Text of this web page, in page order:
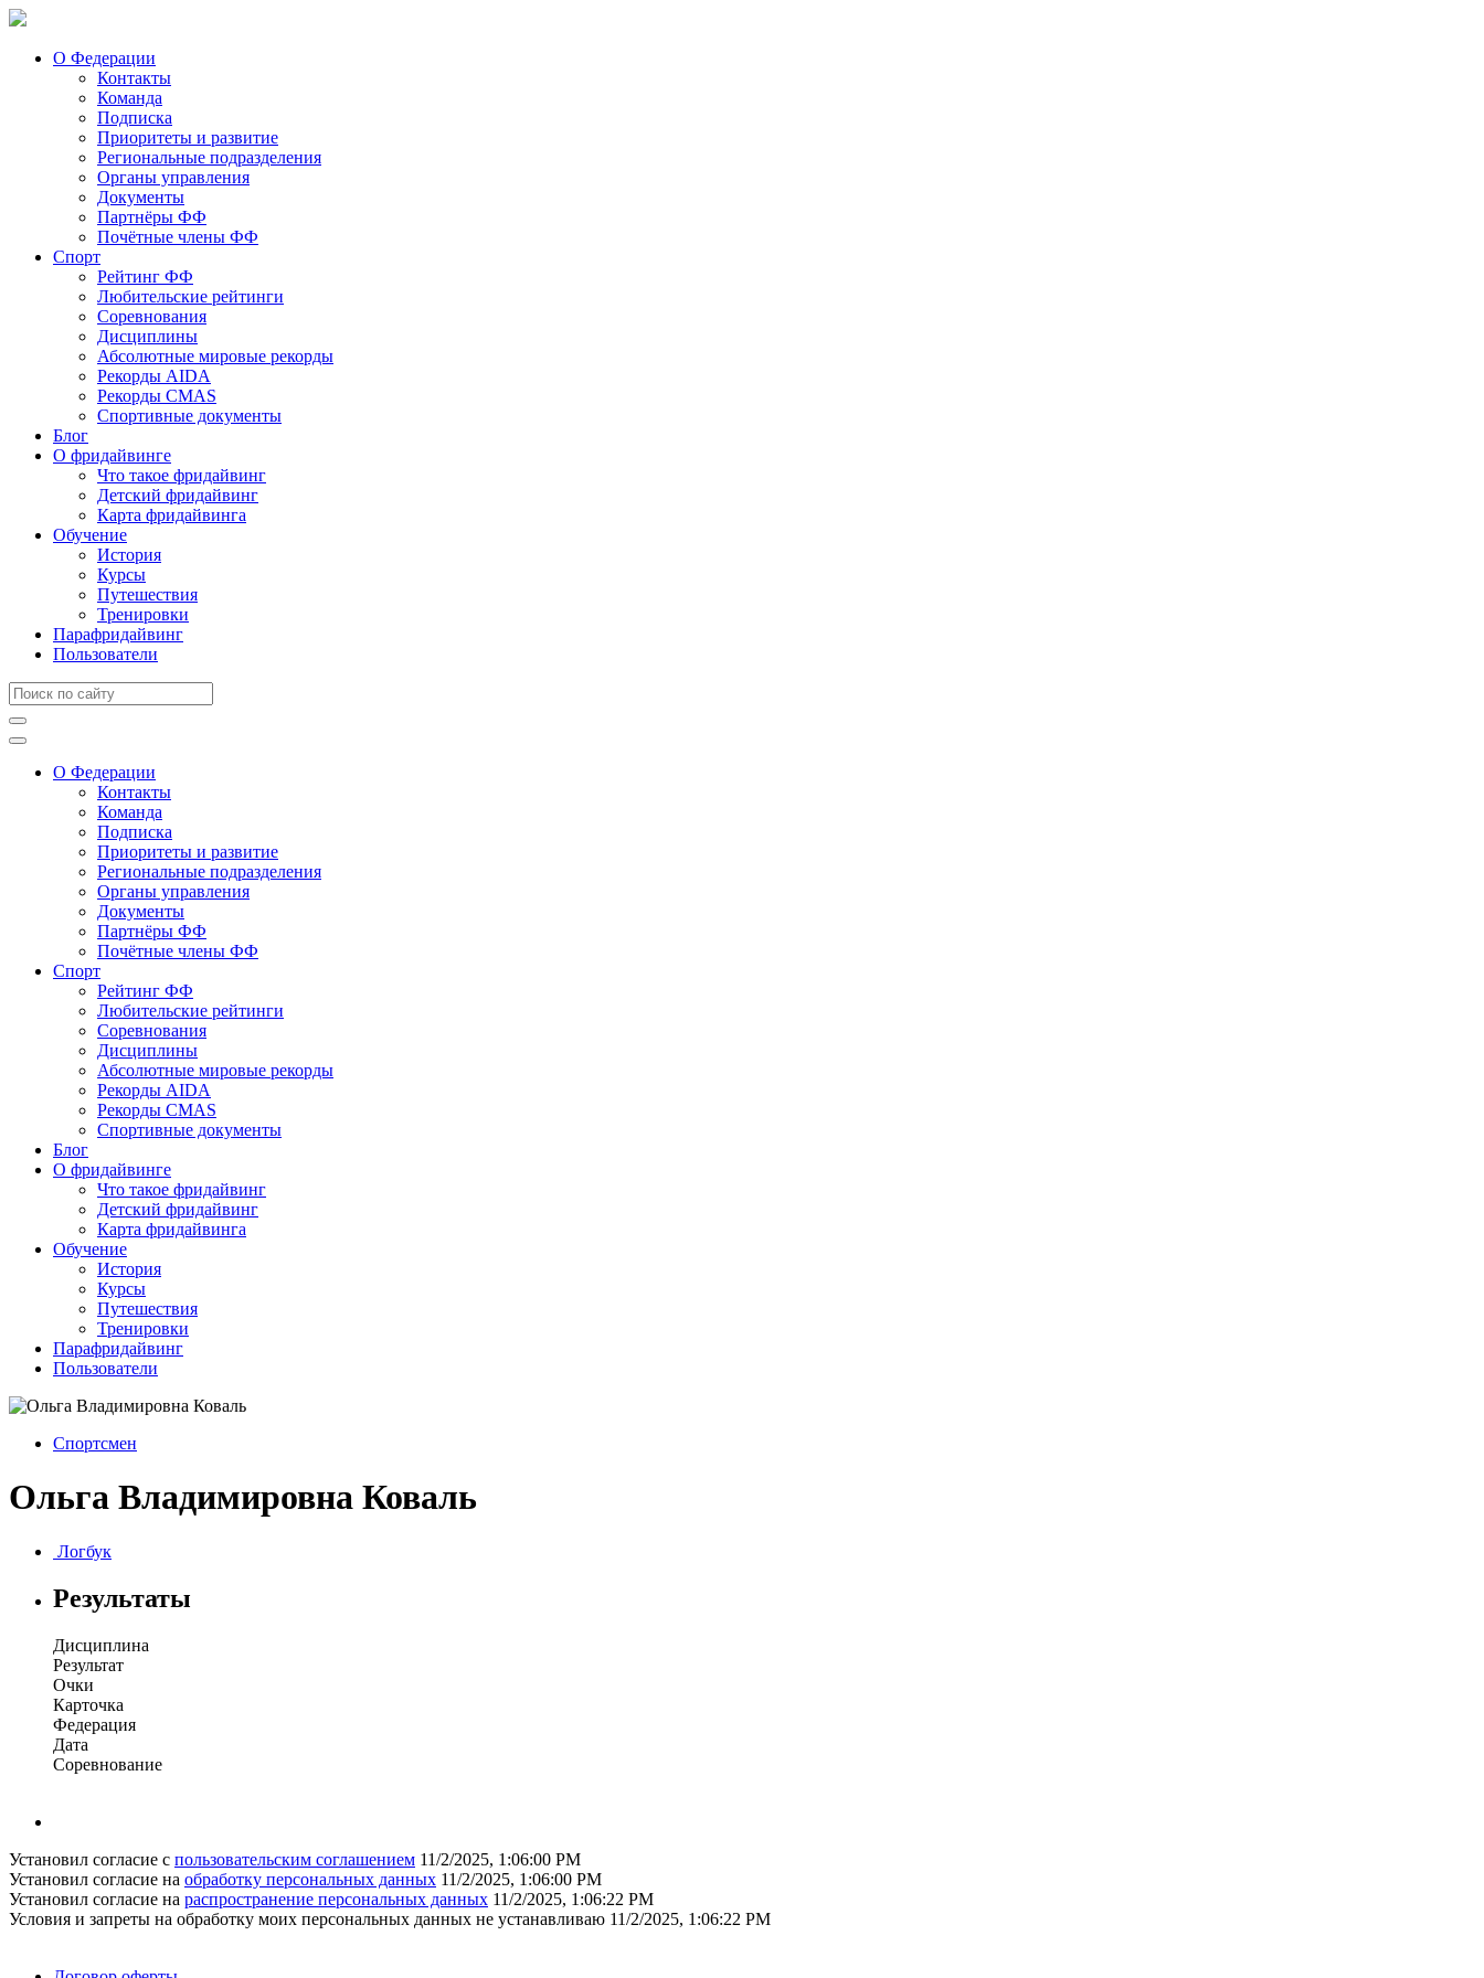
О Федерации
Контакты
Команда
Подписка
Приоритеты и развитие
Региональные подразделения
Органы управления
Документы
Партнёры ФФ
Почётные члены ФФ
Спорт
Рейтинг ФФ
Любительские рейтинги
Соревнования
Дисциплины
Абсолютные мировые рекорды
Рекорды AIDA
Рекорды CMAS
Спортивные документы
Блог
О фридайвинге
Что такое фридайвинг
Детский фридайвинг
Карта фридайвинга
Обучение
История
Курсы
Путешествия
Тренировки
Парафридайвинг
Пользователи
О Федерации
Контакты
Команда
Подписка
Приоритеты и развитие
Региональные подразделения
Органы управления
Документы
Партнёры ФФ
Почётные члены ФФ
Спорт
Рейтинг ФФ
Любительские рейтинги
Соревнования
Дисциплины
Абсолютные мировые рекорды
Рекорды AIDA
Рекорды CMAS
Спортивные документы
Блог
О фридайвинге
Что такое фридайвинг
Детский фридайвинг
Карта фридайвинга
Обучение
История
Курсы
Путешествия
Тренировки
Парафридайвинг
Пользователи
Спортсмен
Ольга Владимировна Коваль
Логбук
Результаты
Дисциплина
Результат
Очки
Карточка
Федерация
Дата
Соревнование
Установил согласие с пользовательским соглашением 11/2/2025, 1:06:00 PM
Установил согласие на обработку персональных данных 11/2/2025, 1:06:00 PM
Установил согласие на распространение персональных данных 11/2/2025, 1:06:22 PM
Условия и запреты на обработку моих персональных данных не устанавливаю 11/2/2025, 1:06:22 PM